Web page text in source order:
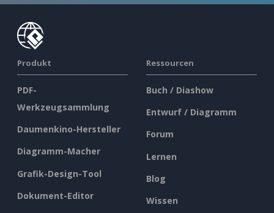
Produkt
PDF-
Werkzeugsammlung
Daumenkino-Hersteller
Diagramm-Macher
Grafik-Design-Tool
Dokument-Editor
Ressourcen
Buch / Diashow
Entwurf / Diagramm
Forum
Lernen
Blog
Wissen